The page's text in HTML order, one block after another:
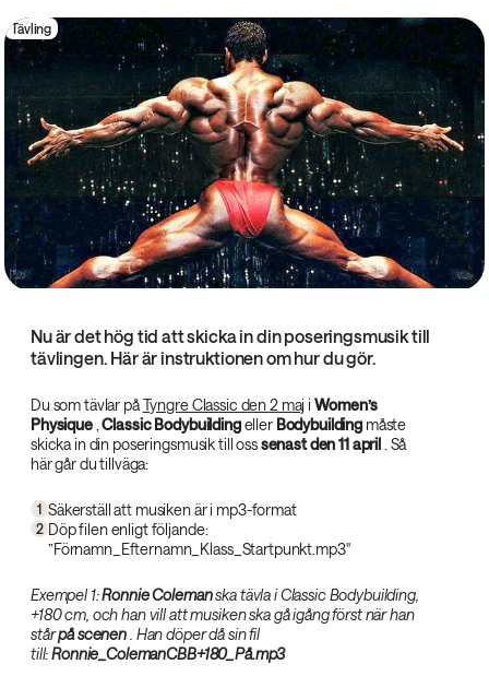
Tävling
Nu är det hög tid att skicka in din poseringsmusik till
tävlingen. Här är instruktionen om hur du gör.
Du som tävlar påTyngre Classic den 2 maj iWomen’s
Physique‌,Classic Bodybuilding‌eller Bodybuilding‌ måste
skicka in din poseringsmusik till osssenast den 11 april‌ . Så
här går du tillväga:
1 Säkerställ att musiken är i mp3-format
2 Döp filen enligt följande:
”Förnamn_Efternamn_Klass_Startpunkt.mp3"
Exempel 1:Ronnie Coleman‌ska tävla i Classic Bodybuilding,
+180 cm, och han vill att musiken ska gå igång först när han
stårpå scenen‌ . Han döper då sin fil
till:Ronnie_ColemanCBB+180_På.mp3‌‌